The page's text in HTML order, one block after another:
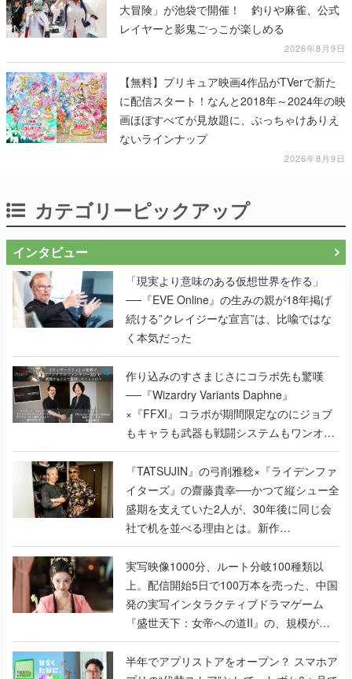
大冒険」が池袋で開催！ 釣りや麻雀、公式
レイヤーと影鬼ごっこが楽しめる
2026年8月9日
【無料】プリキュア映画4作品がTVerで新た
に配信スタート！なんと2018年～2024年の映
画ほぼすべてが見放題に、ぶっちゃけありえ
ないラインナップ
2026年8月9日
カテゴリーピックアップ
インタビュー
「現実より意味のある仮想世界を作る」
──『EVE Online』の生みの親が18年掲げ
続ける”クレイジーな宣言”は、比喩ではな
く本気だった
作り込みのすさまじさにコラボ先も驚嘆
──『Wizardry Variants Daphne』
×『FFXI』コラボが期間限定なのにジョブ
もキャラも武器も戦闘システムもワンオフ
で作り込まれた理由を両ディレクターに聞
く
『TATSUJIN』の弓削雅稔×『ライデンファ
イターズ』の齋藤貴幸──かつて縦シュー全
盛期を支えていた2人が、30年後に同じ会
社で机を並べる理由とは。新作
『TATSUJIN EXTREME』で初タッグを組
んだレジェンド2人に訊く開発秘話
実写映像1000分、ルート分岐100種類以
上。配信開始5日で100万本を売った、中国
発の実写インタラクティブドラマゲーム
『盛世天下：女帝への道II』の、規模が違
うこだわりをプロデューサーに聞いた
半年でアプリストアをオープン？ スマホア